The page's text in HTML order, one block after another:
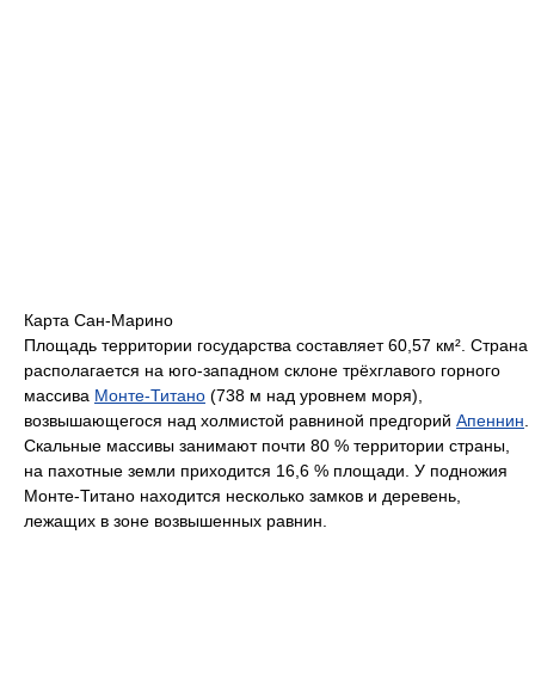
Карта Сан-Марино
Площадь территории государства составляет 60,57 км². Страна
располагается на юго-западном склоне трёхглавого горного
массива Монте-Титано (738 м над уровнем моря),
возвышающегося над холмистой равниной предгорий Апеннин.
Скальные массивы занимают почти 80 % территории страны,
на пахотные земли приходится 16,6 % площади. У подножия
Монте-Титано находится несколько замков и деревень,
лежащих в зоне возвышенных равнин.